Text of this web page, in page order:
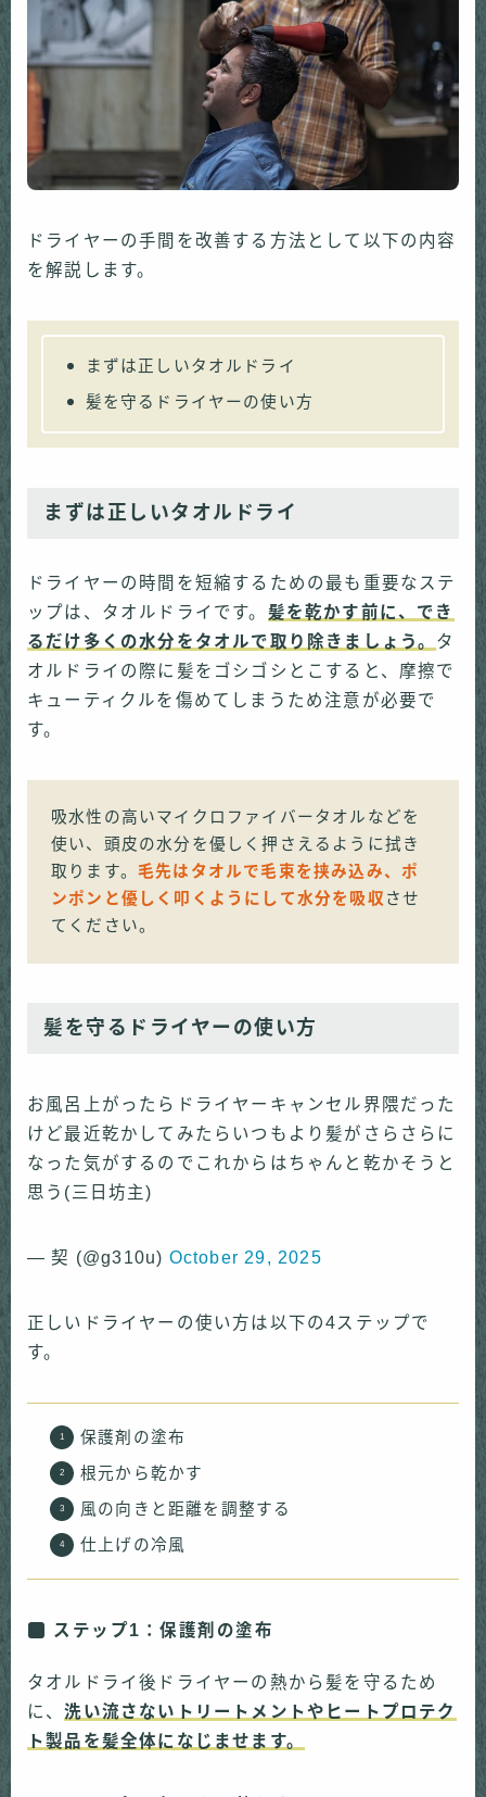
ドライヤーの手間を改善する方法として以下の内容
を解説します。
まずは正しいタオルドライ
髪を守るドライヤーの使い方
まずは正しいタオルドライ
ドライヤーの時間を短縮するための最も重要なステ
ップは、タオルドライです。 髪を乾かす前に、でき
るだけ多くの水分をタオルで取り除きましょう。 タ
オルドライの際に髪をゴシゴシとこすると、摩擦で
キューティクルを傷めてしまうため注意が必要で
す。
吸水性の高いマイクロファイバータオルなどを
使い、頭皮の水分を優しく押さえるように拭き
取ります。 毛先はタオルで毛束を挟み込み、ポ
ンポンと優しく叩くようにして水分を吸収 させ
てください。
髪を守るドライヤーの使い方
お風呂上がったらドライヤーキャンセル界隈だった
けど最近乾かしてみたらいつもより髪がさらさらに
なった気がするのでこれからはちゃんと乾かそうと
思う(三日坊主)
— 契 (@g310u) October 29, 2025
正しいドライヤーの使い方は以下の4ステップで
す。
保護剤の塗布
根元から乾かす
風の向きと距離を調整する
仕上げの冷風
ステップ1：保護剤の塗布
タオルドライ後ドライヤーの熱から髪を守るため
に、洗い流さないトリートメントやヒートプロテク
ト製品を髪全体になじませます。